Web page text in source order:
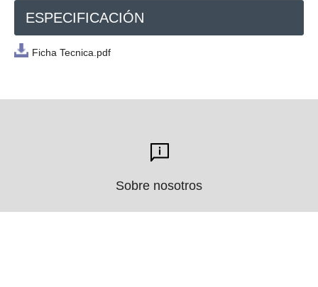
ESPECIFICACIÓN
Ficha Tecnica.pdf
Sobre nosotros